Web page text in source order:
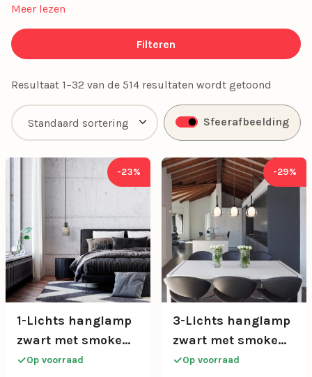
Van sfeervolle plafondlampen en spots tot stijlvolle
aanbiedingen maken stijlvol wonen betaalbaar. Mis geen
enkele deal en geef uw interieur een prachtige upgrade
Meer lezen
Filteren
Resultaat 1–32 van de 514 resultaten wordt getoond
Sfeerafbeelding
-23%
1-Lichts hanglamp
zwart met smoke
glazen cilinder
Op voorraad
-29%
3-Lichts hanglamp
zwart met smoke
glazen kappen
Op voorraad